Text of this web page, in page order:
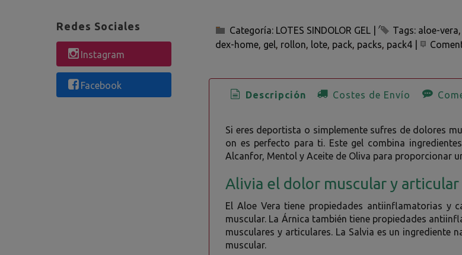
Redes Sociales
Instagram
Facebook
Categoría: LOTES SINDOLOR GEL Tags: aloe-vera
dex-home gel rollon lote pack packs pack4
Descripción Costes de Envío
Si eres deportista o simplemente sufres de dolores
on es perfecto para ti. Este gel combina
Alcanfor, Mentol y Aceite de Oliva para proporcionar
Alivia el dolor muscular y
El Aloe Vera tiene propiedades antiinflamatorias y
muscular. La Árnica también tiene propiedades
musculares y articulares. La Salvia es un
muscular.